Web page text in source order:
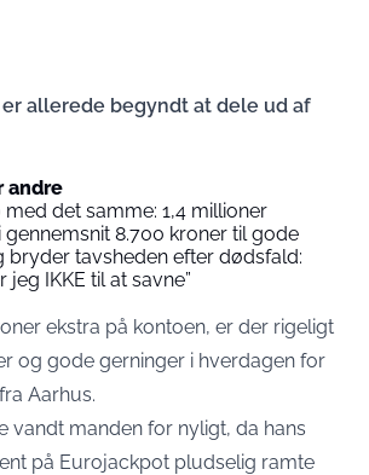
allerede begyndt at dele ud af
andre
det samme: 1,4 millioner
gennemsnit 8.700 kroner til gode
bryder tavsheden efter dødsfald:
jeg IKKE til at savne”
ekstra på kontoen, er der rigeligt
og gode gerninger i hverdagen for
Aarhus.
vandt manden for nyligt, da hans
på Eurojackpot pludselig ramte